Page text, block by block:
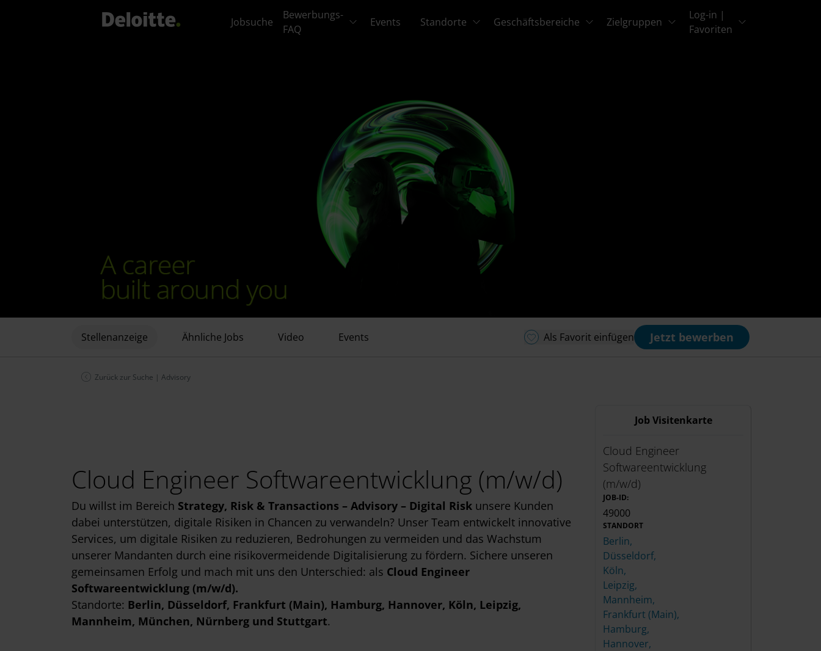
Jobsuche
Bewerbungs-
FAQ
Events Standorte Geschäftsbereiche Zielgruppen
Log-in |
Favoriten
Stellenanzeige Ähnliche Jobs Video Events Als Favorit einfügen Jetzt bewerben
Zurück zur Suche | Advisory
Cloud Engineer Softwareentwicklung (m/w/d)
Du willst im Bereich Strategy, Risk & Transactions – Advisory – Digital Risk unsere Kunden
dabei unterstützen, digitale Risiken in Chancen zu verwandeln? Unser Team entwickelt innovative
Services, um digitale Risiken zu reduzieren, Bedrohungen zu vermeiden und das Wachstum
unserer Mandanten durch eine risikovermeidende Digitalisierung zu fördern. Sichere unseren
gemeinsamen Erfolg und mach mit uns den Unterschied: als Cloud Engineer
Softwareentwicklung (m/w/d).
Standorte: Berlin, Düsseldorf, Frankfurt (Main), Hamburg, Hannover, Köln, Leipzig,
Mannheim, München, Nürnberg und Stuttgart.
Job Visitenkarte
Cloud Engineer
Softwareentwicklung
(m/w/d)
JOB-ID:
49000
STANDORT
Berlin,
Düsseldorf,
Köln,
Leipzig,
Mannheim,
Frankfurt (Main),
Hamburg,
Hannover,